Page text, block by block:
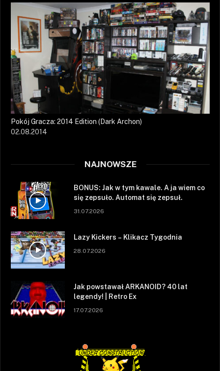
Pokój Gracza: 2014 Edition (Dark Archon)
02.08.2014
NAJNOWSZE
BONUS: Jak w tym kawale. A ja wiem co
się zepsuło. Automat się zepsuł.
31.07.2026
Lazy Kickers – Klikacz Tygodnia
28.07.2026
Jak powstawał ARKANOID? 40 lat
legendy! | Retro Ex
17.07.2026